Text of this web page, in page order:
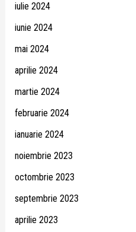
iulie 2024
iunie 2024
mai 2024
aprilie 2024
martie 2024
februarie 2024
ianuarie 2024
noiembrie 2023
octombrie 2023
septembrie 2023
aprilie 2023